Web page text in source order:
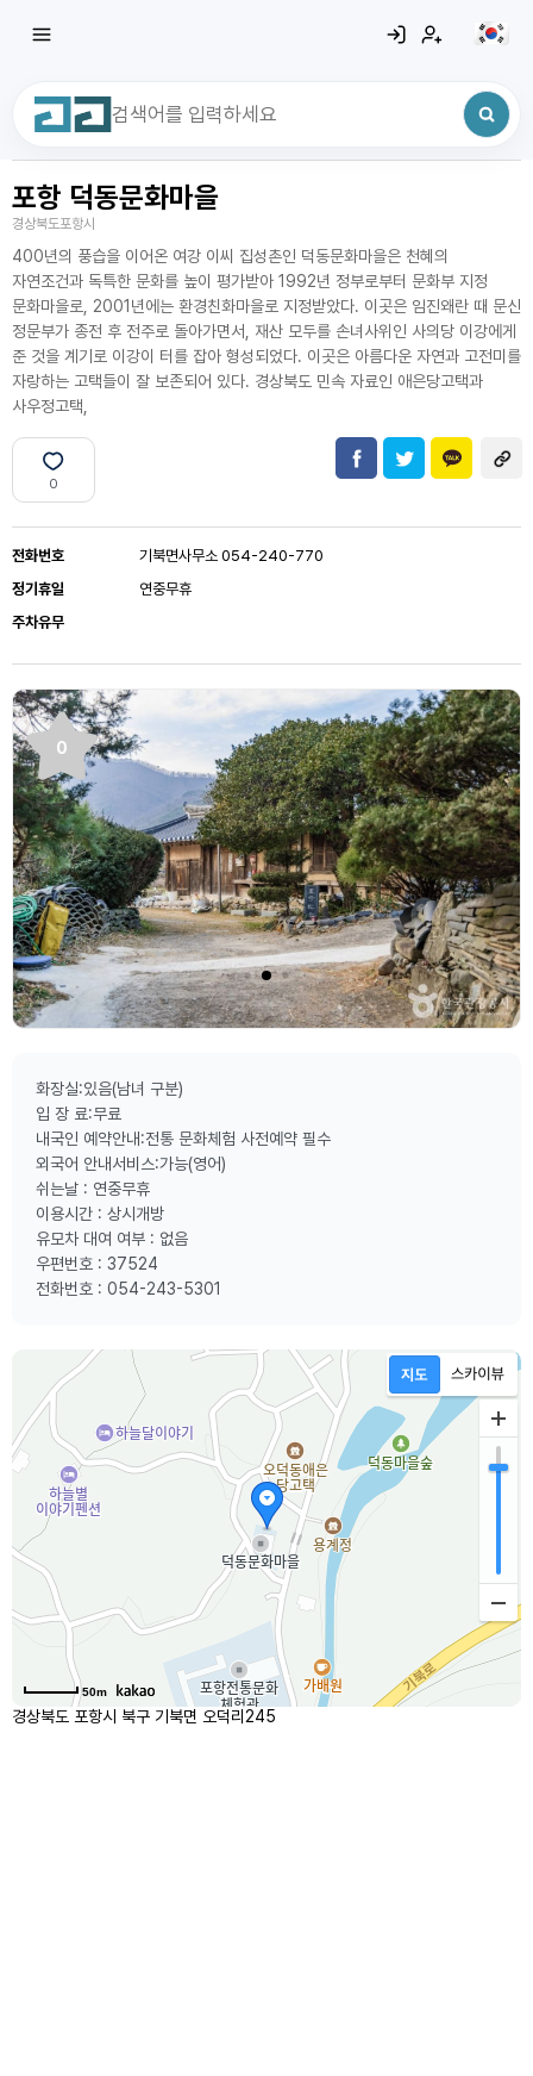
최근 검색어
포항 덕동문화마을
경상북도포항시
400년의 풍습을 이어온 여강 이씨 집성촌인 덕동문화마을은 천혜의
자연조건과 독특한 문화를 높이 평가받아 1992년 정부로부터 문화부 지정
문화마을로, 2001년에는 환경친화마을로 지정받았다. 이곳은 임진왜란 때 문신
정문부가 종전 후 전주로 돌아가면서, 재산 모두를 손녀사위인 사의당 이강에게
준 것을 계기로 이강이 터를 잡아 형성되었다. 이곳은 아름다운 자연과 고전미를
자랑하는 고택들이 잘 보존되어 있다. 경상북도 민속 자료인 애은당고택과
사우정고택,
0
전화번호
기북면사무소 054-240-770
정기휴일
연중무휴
주차유무
0
화장실:있음(남녀 구분)
입 장 료:무료
내국인 예약안내:전통 문화체험 사전예약 필수
외국어 안내서비스:가능(영어)
쉬는날 : 연중무휴
이용시간 : 상시개방
유모차 대여 여부 : 없음
우편번호 : 37524
전화번호 : 054-243-5301
50m
경상북도 포항시 북구 기북면 오덕리245